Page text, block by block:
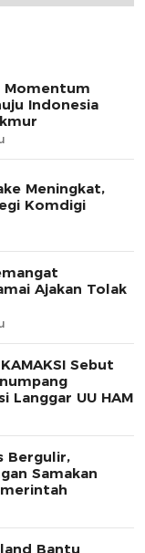
Momentum
Indonesia
Meningkat,
Komdigi
Ajakan Tolak
Sebut
Langgar UU HAM
Bergulir,
Samakan
Bantu